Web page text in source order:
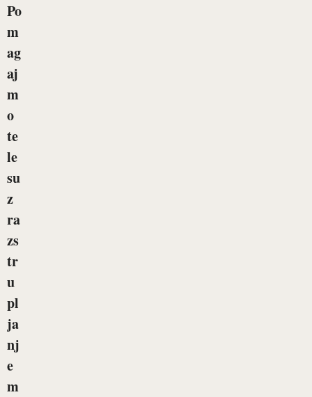
Po
m
ag
aj
m
o
te
le
su
z
ra
zs
tr
u
pl
ja
nj
e
m